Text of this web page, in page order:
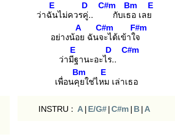
ว่าฉัน
E
ไม่ควรคู่.
D
.
C#m
กับเธอ
Bm
เลย
E
อย่างน้อย
A
ฉันจะ
C#m
ได้เข้าใจ
F#m
ว่ามีฐ
E
านะอะไร.
D
.
C#m
เพื่อนคุย
Bm
ใช่ไหม
E
เล่าเธอ
INSTRU : A | E/G# | C#m | B | A